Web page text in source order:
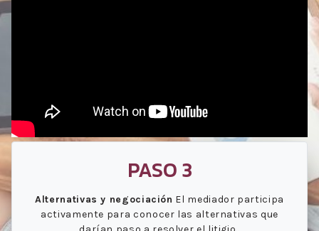
PASO 3
Alternativas y negociación El mediador participa
activamente para conocer las alternativas que